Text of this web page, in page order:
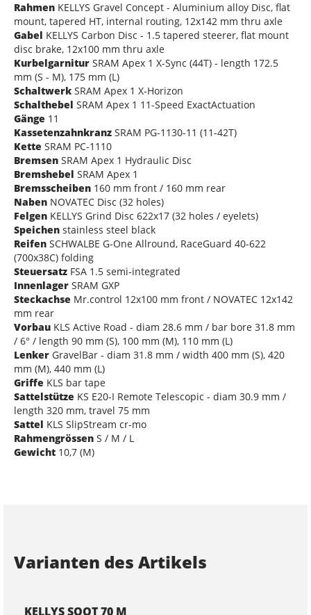
Rahmen KELLYS Gravel Concept - Aluminium alloy Disc, flat
mount, tapered HT, internal routing, 12x142 mm thru axle
Gabel KELLYS Carbon Disc - 1.5 tapered steerer, flat mount
disc brake, 12x100 mm thru axle
Kurbelgarnitur SRAM Apex 1 X-Sync (44T) - length 172.5
mm (S - M), 175 mm (L)
Schaltwerk SRAM Apex 1 X-Horizon
Schalthebel SRAM Apex 1 11-Speed ExactActuation
Gänge 11
Kassetenzahnkranz SRAM PG-1130-11 (11-42T)
Kette SRAM PC-1110
Bremsen SRAM Apex 1 Hydraulic Disc
Bremshebel SRAM Apex 1
Bremsscheiben 160 mm front / 160 mm rear
Naben NOVATEC Disc (32 holes)
Felgen KELLYS Grind Disc 622x17 (32 holes / eyelets)
Speichen stainless steel black
Reifen SCHWALBE G-One Allround, RaceGuard 40-622
(700x38C) folding
Steuersatz FSA 1.5 semi-integrated
Innenlager SRAM GXP
Steckachse Mr.control 12x100 mm front / NOVATEC 12x142
mm rear
Vorbau KLS Active Road - diam 28.6 mm / bar bore 31.8 mm
/ 6° / length 90 mm (S), 100 mm (M), 110 mm (L)
Lenker GravelBar - diam 31.8 mm / width 400 mm (S), 420
mm (M), 440 mm (L)
Griffe KLS bar tape
Sattelstütze KS E20-I Remote Telescopic - diam 30.9 mm /
length 320 mm, travel 75 mm
Sattel KLS SlipStream cr-mo
Rahmengrössen S / M / L
Gewicht 10,7 (M)
Varianten des Artikels
KELLYS SOOT 70 M